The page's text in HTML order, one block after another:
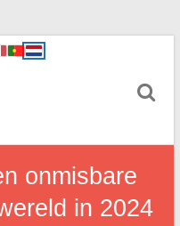
onmisbare
in 2024